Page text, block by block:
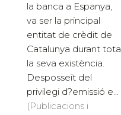
la banca a Espanya,
va ser la principal
entitat de crèdit de
Catalunya durant tota
la seva existència.
Desposseït del
privilegi d?emissió e...
(Publicacions i